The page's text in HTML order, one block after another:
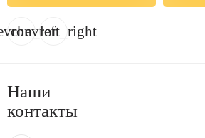
chevron_right
Наши
контакты